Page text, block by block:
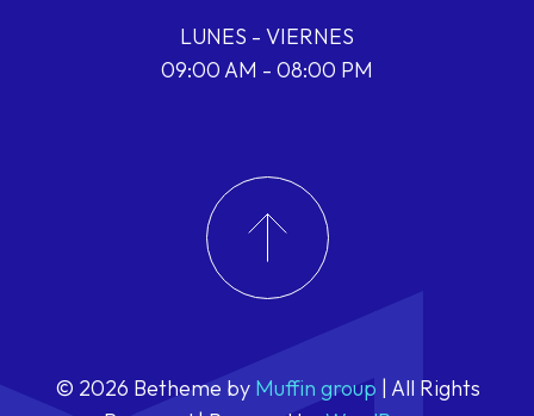
LUNES - VIERNES
09:00 AM - 08:00 PM
© 2026 Betheme by Muffin group | All Rights